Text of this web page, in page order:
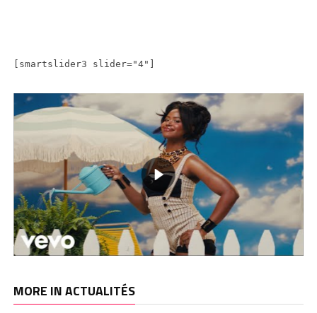
[smartslider3 slider="4"]
MORE IN ACTUALITÉS